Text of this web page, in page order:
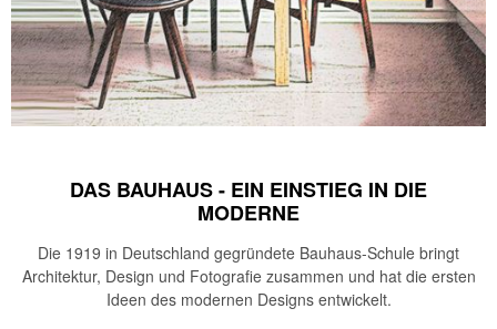
DAS BAUHAUS - EIN EINSTIEG IN DIE
MODERNE
Die 1919 in Deutschland gegründete Bauhaus-Schule bringt
Architektur, Design und Fotografie zusammen und hat die ersten
Ideen des modernen Designs entwickelt.